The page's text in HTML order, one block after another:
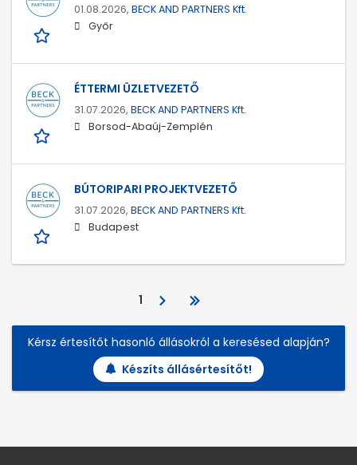
01.08.2026, BECK AND PARTNERS Kft.
Győr
ÉTTERMI ÜZLETVEZETŐ
31.07.2026, BECK AND PARTNERS Kft.
Borsod-Abaúj-Zemplén
BÚTORIPARI PROJEKTVEZETŐ
31.07.2026, BECK AND PARTNERS Kft.
Budapest
1
Kérsz értesítőt hasonló állásokról a keresésed alapján?
Készíts állásértesítőt!